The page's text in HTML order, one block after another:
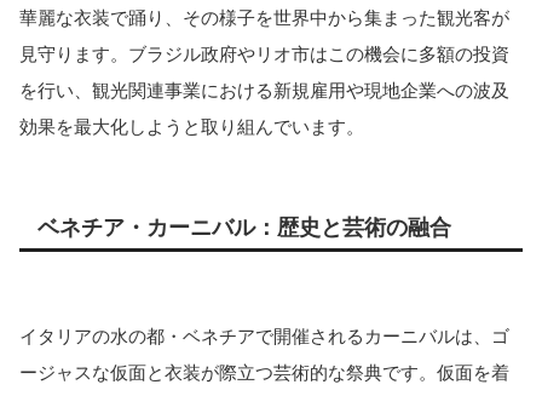
華麗な衣装で踊り、その様子を世界中から集まった観光客が
見守ります。ブラジル政府やリオ市はこの機会に多額の投資
を行い、観光関連事業における新規雇用や現地企業への波及
効果を最大化しようと取り組んでいます。
ベネチア・カーニバル：歴史と芸術の融合
イタリアの水の都・ベネチアで開催されるカーニバルは、ゴ
ージャスな仮面と衣装が際立つ芸術的な祭典です。仮面を着